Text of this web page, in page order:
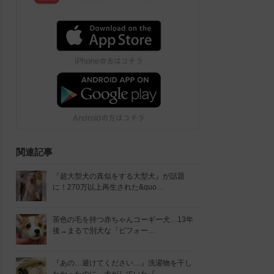
関連記事
『超大型犬の真似をする大型犬』が話題
に！270万以上再生された&quo…
茶色の毛を持つ赤ちゃんコーギー犬…13年
後→まるで別犬な『ビフォー…
『あの…避けてください…』洗濯物を干し